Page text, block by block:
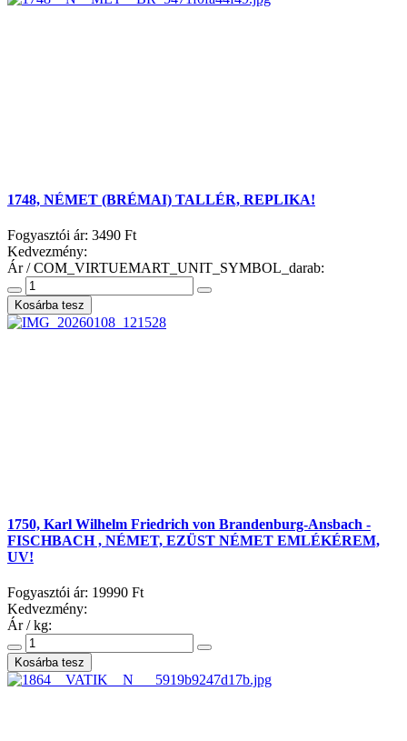
1748, NÉMET (BRÉMAI) TALLÉR, REPLIKA!
Fogyasztói ár: 3490 Ft
Kedvezmény:
Ár / COM_VIRTUEMART_UNIT_SYMBOL_darab:
1750, Karl Wilhelm Friedrich von Brandenburg-Ansbach -
FISCHBACH , NÉMET, EZÜST NÉMET EMLÉKÉREM,
UV!
Fogyasztói ár: 19990 Ft
Kedvezmény:
Ár / kg: